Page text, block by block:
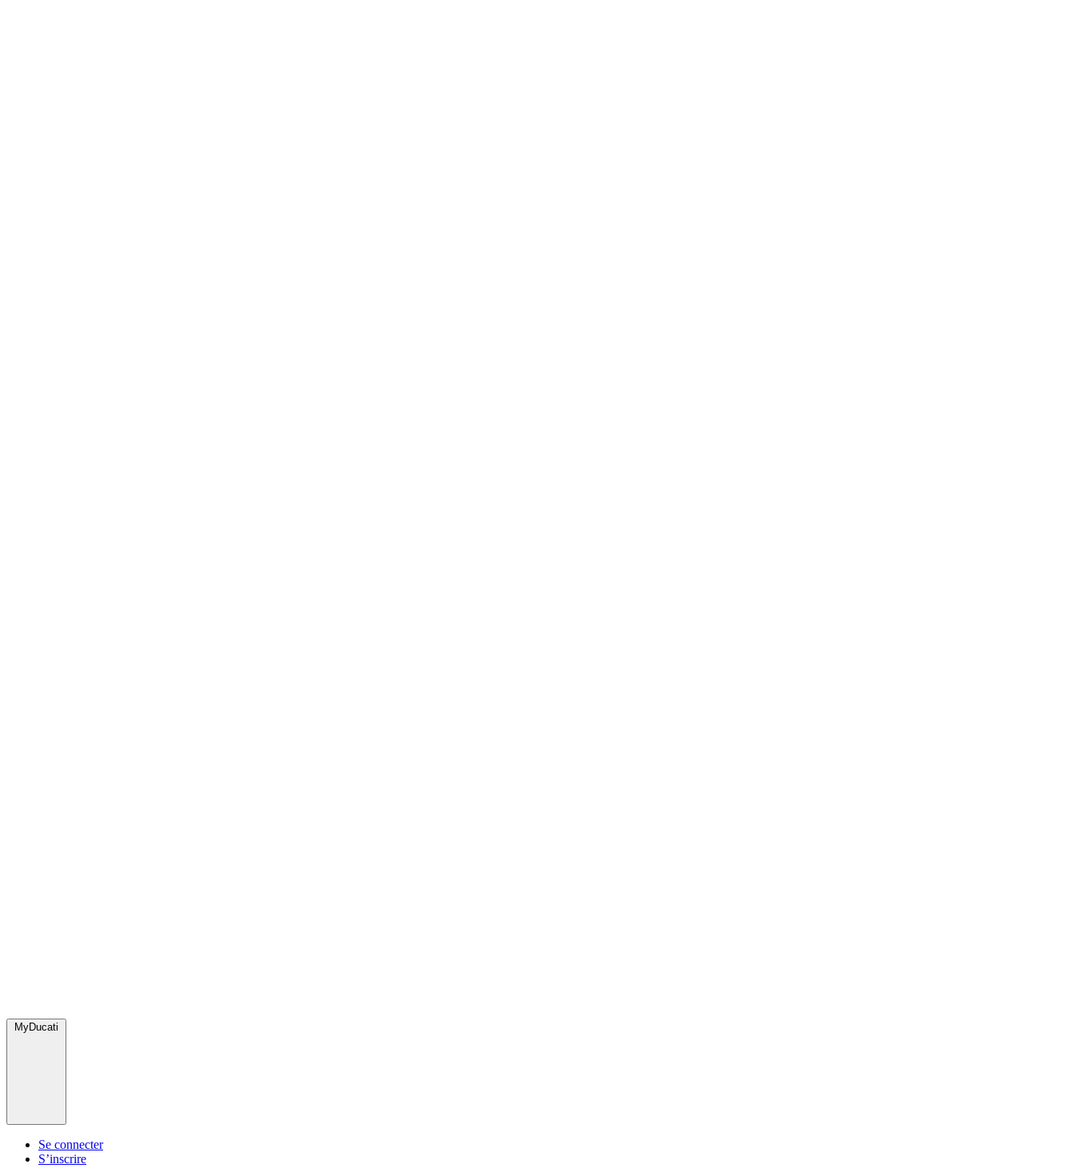
MyDucati
Se connecter
S’inscrire